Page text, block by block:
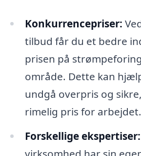
Konkurrencepriser:
tilbud får du et bedre
prisen på
område. Dette kan
undgå overpris og
rimelig pris for arbejdet.
Forskellige ekspertiser: